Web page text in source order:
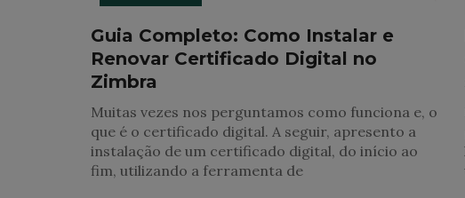
Guia Completo: Como Instalar e
Renovar Certificado Digital no
Zimbra
Muitas vezes nos perguntamos como funciona e, o
que é o certificado digital. A seguir, apresento a
instalação de um certificado digital, do início ao
fim, utilizando a ferramenta de